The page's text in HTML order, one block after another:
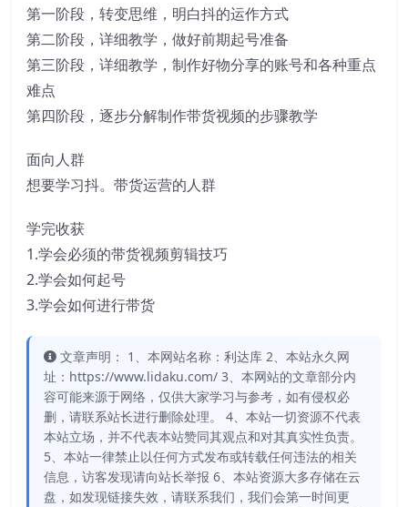
第一阶段，转变思维，明白抖的运作方式
第二阶段，详细教学，做好前期起号准备
第三阶段，详细教学，制作好物分享的账号和各种重点
难点
第四阶段，逐步分解制作带货视频的步骤教学
面向人群
想要学习抖。带货运营的人群
学完收获
1.学会必须的带货视频剪辑技巧
2.学会如何起号
3.学会如何进行带货
文章声明： 1、本网站名称：利达库 2、本站永久网
址：https://www.lidaku.com/ 3、本网站的文章部分内
容可能来源于网络，仅供大家学习与参考，如有侵权必
删，请联系站长进行删除处理。 4、本站一切资源不代表
本站立场，并不代表本站赞同其观点和对其真实性负责。
5、本站一律禁止以任何方式发布或转载任何违法的相关
信息，访客发现请向站长举报 6、本站资源大多存储在云
盘，如发现链接失效，请联系我们，我们会第一时间更